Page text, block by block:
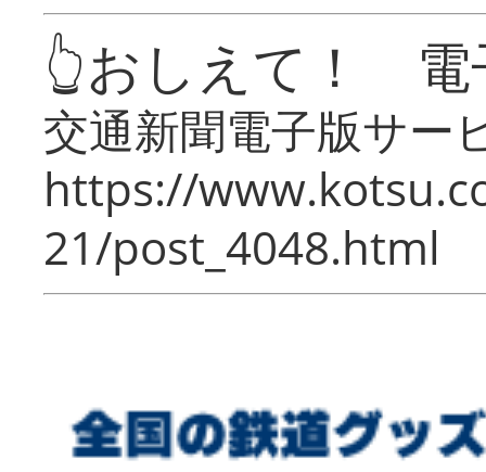
👆おしえて！ 電
交通新聞電子版サー
https://
21/post_4048.html